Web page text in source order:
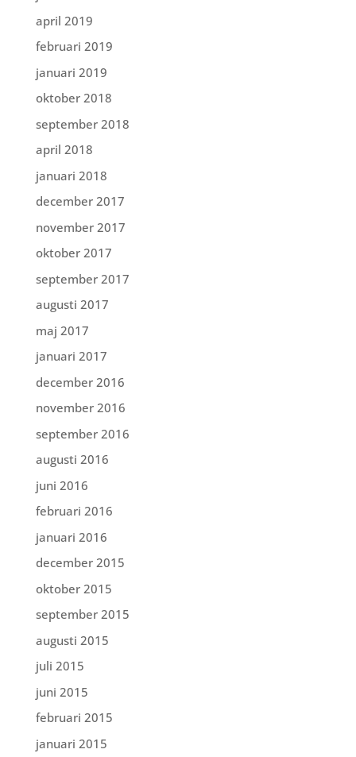
april 2019
februari 2019
januari 2019
oktober 2018
september 2018
april 2018
januari 2018
december 2017
november 2017
oktober 2017
september 2017
augusti 2017
maj 2017
januari 2017
december 2016
november 2016
september 2016
augusti 2016
juni 2016
februari 2016
januari 2016
december 2015
oktober 2015
september 2015
augusti 2015
juli 2015
juni 2015
februari 2015
januari 2015